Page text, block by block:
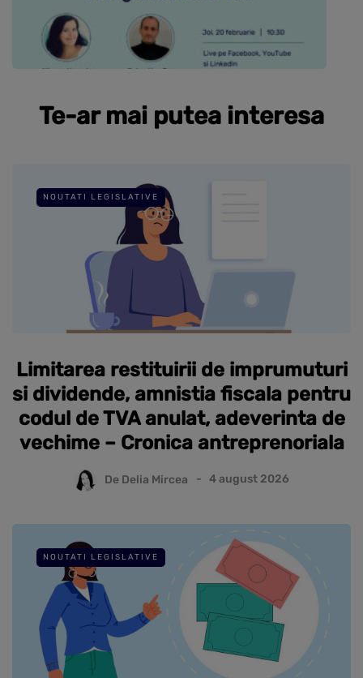
Te-ar mai putea interesa
NOUTATI LEGISLATIVE
Limitarea restituirii de imprumuturi
si dividende, amnistia fiscala pentru
codul de TVA anulat, adeverinta de
vechime – Cronica antreprenoriala
De Delia Mircea 4 august 2026
NOUTATI LEGISLATIVE